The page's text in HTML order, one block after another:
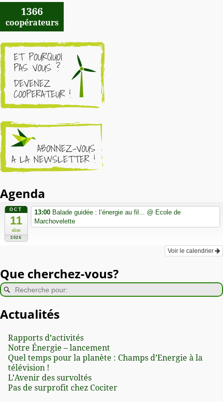
1366
coopérateurs
Agenda
OCT
11
dim
2026
13:00 Balade guidée : l’énergie au fil... @ Ecole de
Marchovelette
Voir le calendrier
Que cherchez-vous?
Actualités
Rapports d’activités
Notre Énergie – lancement
Quel temps pour la planète : Champs d’Energie à la
télévision !
L’Avenir des survoltés
Pas de surprofit chez Cociter